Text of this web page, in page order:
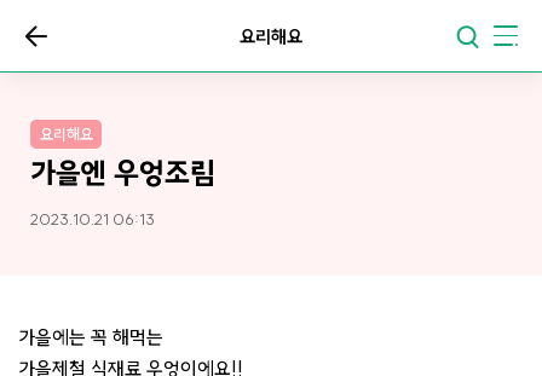
요리해요
요리해요
가을엔 우엉조림
2023.10.21 06:13
가을에는 꼭 해먹는
가을제철 식재료 우엉이에요!!